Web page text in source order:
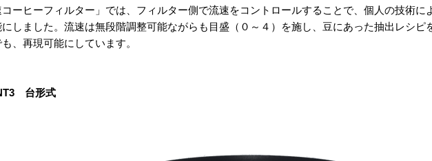
コーヒーフィルター」では、フィルター側で流速をコントロールすることで、個人の技術に
にしました。流速は無段階調整可能ながらも目盛（０～４）を施し、豆にあった抽出レシピ
、再現可能にしています。
台形式